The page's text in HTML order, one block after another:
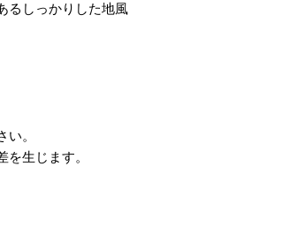
るしっかりした地風
。
生じます。